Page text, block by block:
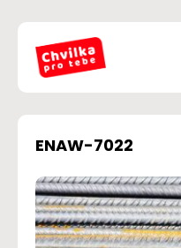
ENAW-7022